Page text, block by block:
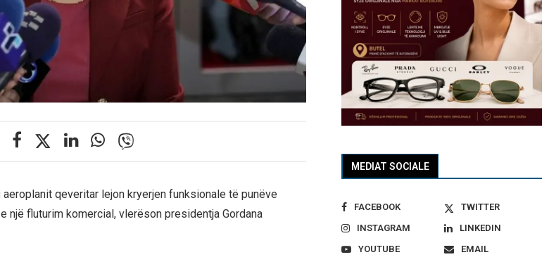
qeveritar lejon kryerjen funksionale të punëve
një fluturim komercial, vlerëson presidentja Gordana
MEDIAT SOCIALE
FACEBOOK
TWITTER
INSTAGRAM
LINKEDIN
YOUTUBE
EMAIL